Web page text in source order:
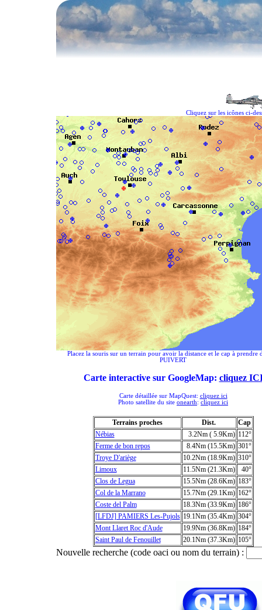
Cliquez sur les icônes ci-
Placez la souris sur un terrain pour avoir la distance et le cap à prendre
PUIVERT
Carte interactive sur GoogleMap: cliquez
Carte détaillée sur MapQuest: cliquez ici
Photo satellite du site onearth: cliquez ici
Terrains proches Dist.
Cap
Nébias
3.2Nm ( 5.9Km) 112°
Ferme de bon repos
8.4Nm (15.5Km) 301°
Troye D'ariège
10.2Nm (18.9Km) 310°
Limoux
11.5Nm (21.3Km)
40°
Clos de Legua
15.5Nm (28.6Km) 183°
Col de la Marrano
15.7Nm (29.1Km) 162°
Coste del Palm
18.3Nm (33.9Km) 186°
[LFDJ] PAMIERS Les-Pujols 19.1Nm (35.4Km) 304°
Mont Llaret Roc d'Aude
19.9Nm (36.8Km) 184°
Saint Paul de Fenouillet
20.1Nm (37.3Km) 105°
Nouvelle recherche (code oaci ou nom du terrain) :